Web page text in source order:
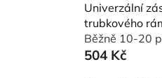
Univerzální
trubkového
Běžně 10-20
504 Kč